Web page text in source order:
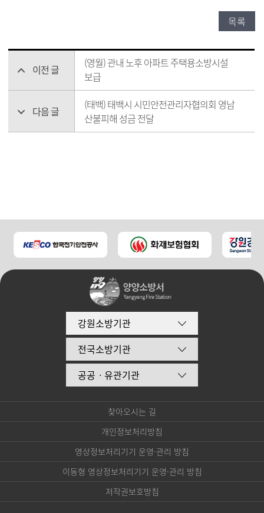
목록
이전 글
(영월) 관내 노후 아파트 주택용소방시설
보급
다음 글
(태백) 태백시 시민안전관리자협의회 영남
산불피해 성금 전달
강원소방기관
전국소방기관
공공ㆍ유관기관
찾아오시는 길
개인정보처리방침
영상정보처리기기 운영·관리 방침
이동형 영상정보처리기기 운영·관리 방침
저작권보호방침